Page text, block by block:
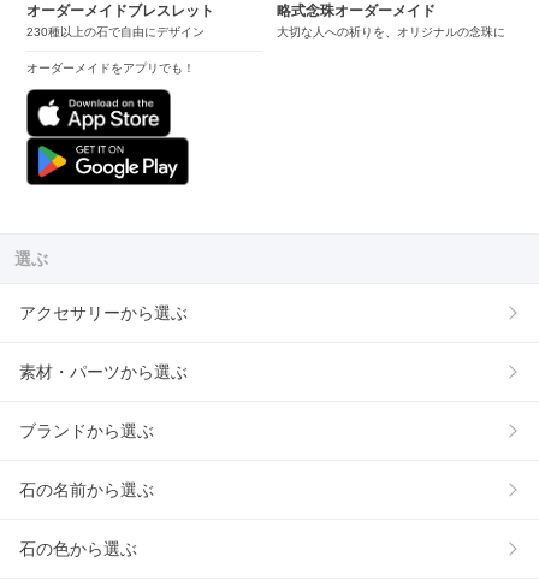
オーダーメイドブレスレット
230種以上の石で自由にデザイン
オーダーメイドをアプリでも！
略式念珠オーダーメイド
大切な人への祈りを、オリジナルの念珠に
選ぶ
アクセサリーから選ぶ
素材・パーツから選ぶ
ブランドから選ぶ
石の名前から選ぶ
石の色から選ぶ